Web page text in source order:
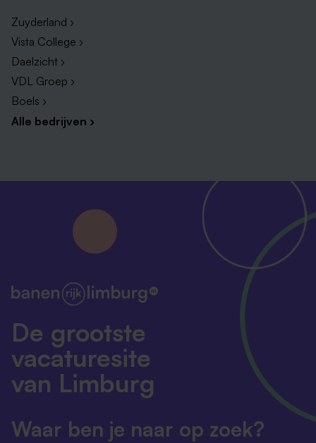
Zuyderland ›
Vista College ›
Daelzicht ›
VDL Groep ›
Boels ›
Alle bedrijven ›
De grootste
vacaturesite
van Limburg
Waar ben je naar op zoek?